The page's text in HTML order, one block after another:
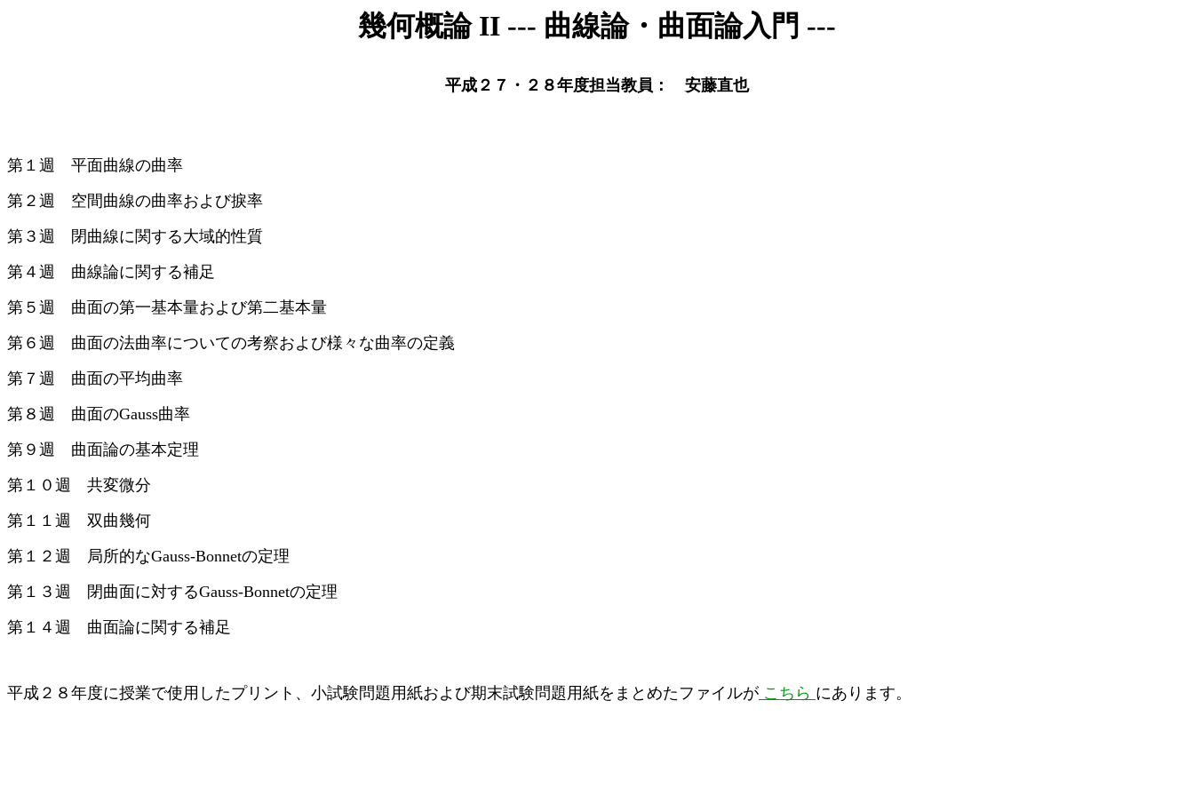
幾何概論 II --- 曲線論・曲面論入門 ---
平成２７・２８年度担当教員： 安藤直也
第１週 平面曲線の曲率
第２週 空間曲線の曲率および捩率
第３週 閉曲線に関する大域的性質
第４週 曲線論に関する補足
第５週 曲面の第一基本量および第二基本量
第６週 曲面の法曲率についての考察および様々な曲率の定義
第７週 曲面の平均曲率
第８週 曲面のGauss曲率
第９週 曲面論の基本定理
第１０週 共変微分
第１１週 双曲幾何
第１２週 局所的なGauss-Bonnetの定理
第１３週 閉曲面に対するGauss-Bonnetの定理
第１４週 曲面論に関する補足
平成２８年度に授業で使用したプリント、小試験問題用紙および期末試験問題用紙をまとめたファイルが こちら にあります。